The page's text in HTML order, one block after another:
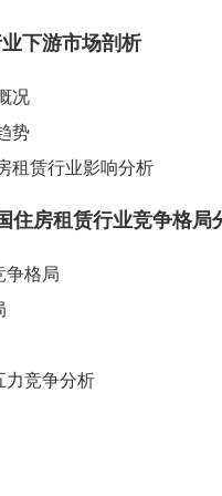
下游市场剖析
况
势
租赁行业影响分析
住房租赁行业竞争格局
争格局
力竞争分析